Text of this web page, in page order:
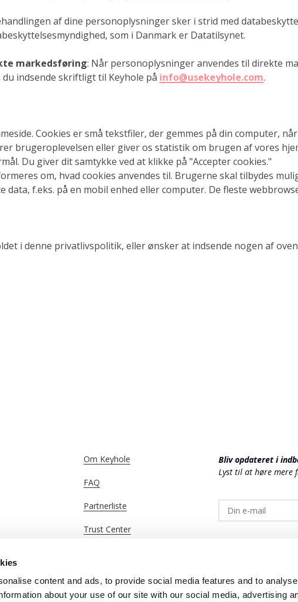
content and ads, to provide social media features and to
about your use of our site with our social media, advertising
af dine personoplysninger sker i strid med
som i Danmark er Datatilsynet.
markedsføring: Når personoplysninger anvendes til direkte
du indsende skriftligt til Keyhole på info@usekeyhole.com.
Cookies er små tekstfiler, der gemmes på din computer,
brugeroplevelsen eller giver os statistik om brugen af vores
Du giver dit samtykke ved at klikke på "Accepter cookies."
om, hvad cookies anvendes til. Brugerne skal tilbydes
data, f.eks. på en mobil enhed eller computer. De fleste
i denne privatlivspolitik, eller ønsker at indsende nogen af
Om Keyhole
FAQ
Partnerliste
Trust Center
↗️ Åbn Portal
↗️ Hent App
Bliv opdateret i
Lyst til at høre mere